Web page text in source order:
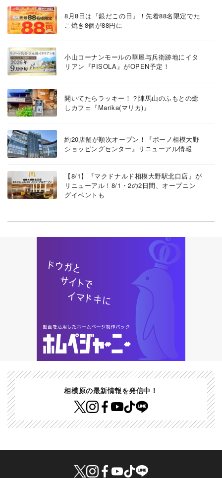
8月8日は『銀だこの日』！先着88名限定でた
こ焼き8個が88円に
小山コーナンモールの華屋与兵衛跡地にイタ
リアン『PISOLA』がOPEN予定！
開いてたらラッキー！？陣馬山のふもとの癒
しカフェ『Marika(マリカ)』
約20店舗が順次オープン！『ボーノ相模大野
ショッピングセンター』リニューアル情報
【8/1】『マクドナルド相模大野駅北口店』が
リニューアル！8/1・2の2日間、オープニン
グイベントも
相模原の最新情報を発信中！